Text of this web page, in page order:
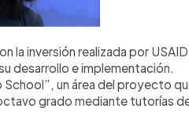
la inversión realizada por
desarrollo e implementación.
School”, un área del proyecto
grado mediante tutorías